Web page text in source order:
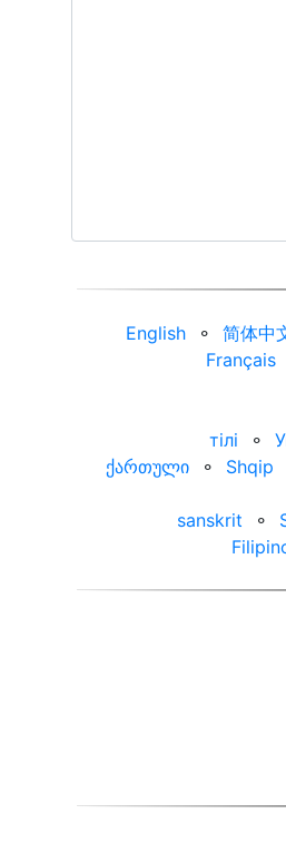
English ⚬ 简体中
Français
тілі
⚬
ქართული
⚬ Shqip
sanskrit
⚬